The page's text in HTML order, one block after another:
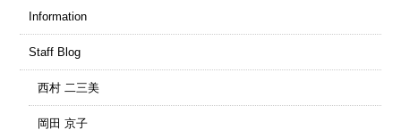
Information
Staff Blog
西村 二三美
岡田 京子